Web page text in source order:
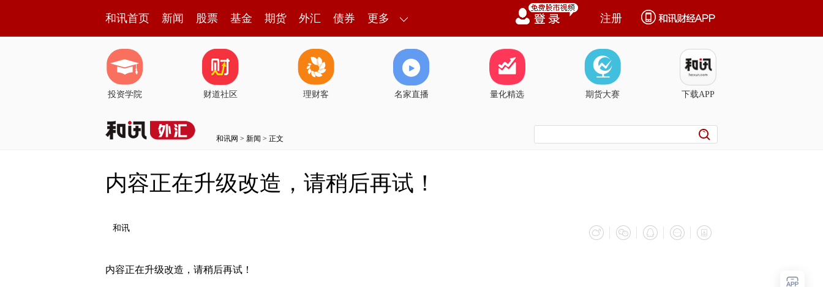
和讯首页 新闻 股票 基金 期货 外汇 债券 更多 注册
投资学院 财道社区 理财客 名家直播 量化精选 期货大赛 下载APP
和讯网 > 新闻 > 正文
内容正在升级改造，请稍后再试！
和讯
内容正在升级改造，请稍后再试！